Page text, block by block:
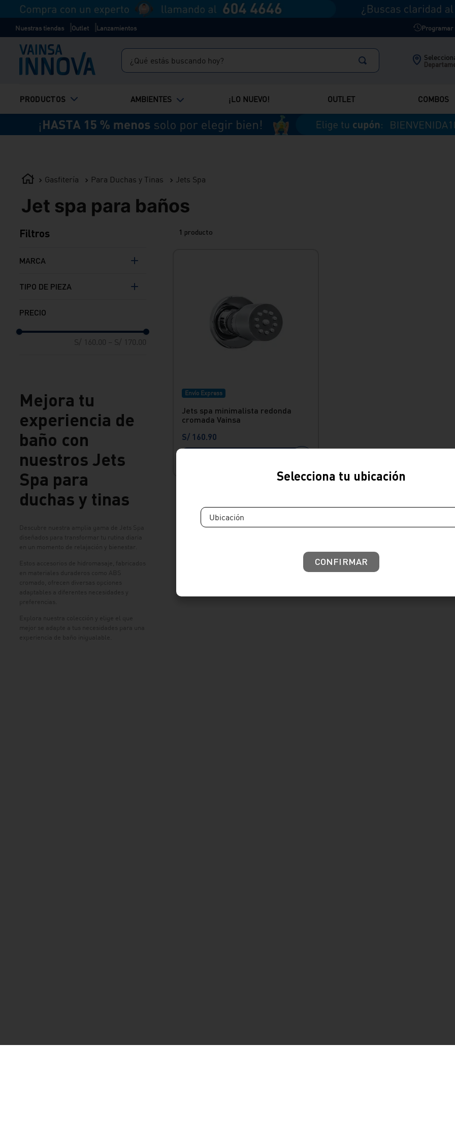
Nuestras tiendas Outlet Lanzamientos Programar
¿Qué estás buscando hoy?
PRODUCTOS AMBIENTES ¡LO NUEVO! OUTLET COMBOS
Gasfitería Para Duchas y Tinas Jets Spa
Jet spa para baños
Filtros
MARCA
TIPO DE PIEZA
S/ 160.00 – S/ 170.00
Mejora tu
experiencia de
baño con
nuestros Jets
Spa para
duchas y tinas
Descubre nuestra amplia gama de Jets Spa
diseñados para transformar tu rutina diaria
en un momento de relajación y bienestar.
Estos accesorios de hidromasaje, fabricados
en materiales duraderos como ABS
cromado, ofrecen diversas opciones
adaptables a diferentes necesidades y
preferencias.
Explora nuestra colección y elige el que
mejor se adapte a tus necesidades para una
experiencia de baño inigualable.
1 producto
Envío Express
Jets spa minimalista redonda
cromada Vainsa
S/ 160.90
Selecciona tu ubicación
Ubicación
CONFIRMAR
lavadero